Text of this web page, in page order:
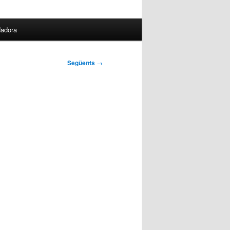
Següents →